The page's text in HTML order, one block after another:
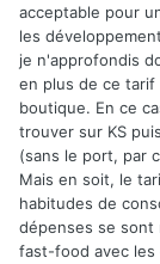
acceptable pour
les
je n'approfondis
en plus de ce tarif
boutique. En ce
trouver sur KS
(sans le port, par
Mais en soit, le
habitudes de
dépenses se sont
fast-food avec les